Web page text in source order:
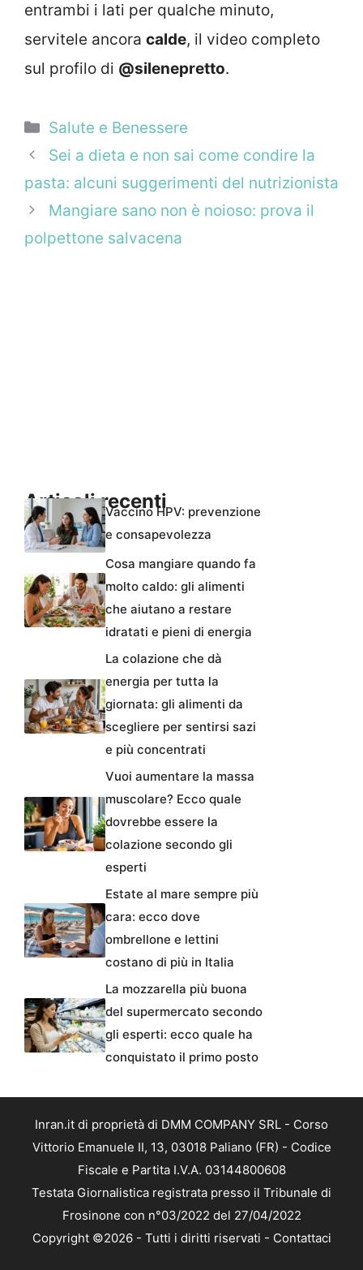
entrambi i lati per qualche minuto,
servitele ancora calde, il video completo
sul profilo di @silenepretto.
Categorie
Salute e Benessere
Sei a dieta e non sai come condire la
pasta: alcuni suggerimenti del nutrizionista
Mangiare sano non è noioso: prova il
polpettone salvacena
Articoli recentiVaccino HPV: prevenzione
e consapevolezza
Cosa mangiare quando fa
molto caldo: gli alimenti
che aiutano a restare
idratati e pieni di energia
La colazione che dà
energia per tutta la
giornata: gli alimenti da
scegliere per sentirsi sazi
e più concentrati
Vuoi aumentare la massa
muscolare? Ecco quale
dovrebbe essere la
colazione secondo gli
esperti
Estate al mare sempre più
cara: ecco dove
ombrellone e lettini
costano di più in Italia
La mozzarella più buona
del supermercato secondo
gli esperti: ecco quale ha
conquistato il primo posto
Inran.it di proprietà di DMM COMPANY SRL - Corso
Vittorio Emanuele II, 13, 03018 Paliano (FR) - Codice
Fiscale e Partita I.V.A. 03144800608
Testata Giornalistica registrata presso il Tribunale di
Frosinone con n°03/2022 del 27/04/2022
Copyright ©2026 - Tutti i diritti riservati - Contattaci